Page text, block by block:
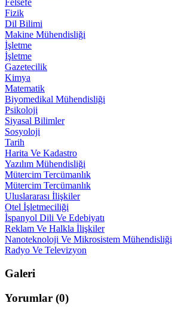
Felsefe
Fizik
Dil Bilimi
Makine Mühendisliği
İşletme
İşletme
Gazetecilik
Kimya
Matematik
Biyomedikal Mühendisliği
Psikoloji
Siyasal Bilimler
Sosyoloji
Tarih
Harita Ve Kadastro
Yazılım Mühendisliği
Mütercim Tercümanlık
Mütercim Tercümanlık
Uluslararası İlişkiler
Otel İşletmeciliği
İspanyol Dili Ve Edebiyatı
Reklam Ve Halkla İlişkiler
Nanoteknoloji Ve Mikrosistem Mühendisliği
Radyo Ve Televizyon
Galeri
Yorumlar (0)